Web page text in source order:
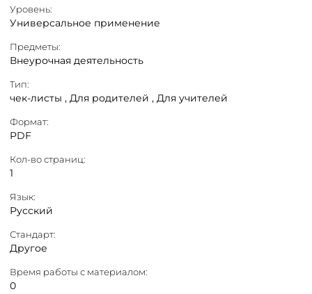
Уровень:
Универсальное применение
Предметы:
Внеурочная деятельность
Тип:
чек-листы , Для родителей , Для учителей
Формат:
PDF
Кол-во страниц:
1
Язык:
Русский
Стандарт:
Другое
Время работы с материалом:
0